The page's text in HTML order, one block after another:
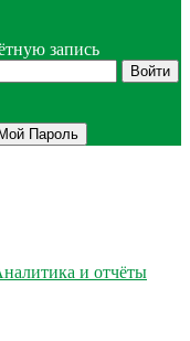
запись
и отчёты